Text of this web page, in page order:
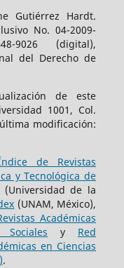
Gutiérrez Hardt.
No. 04-2009-
9026 (digital),
del Derecho de
de este
1001, Col.
modificación:
de Revistas
y Tecnológica de
de la
(UNAM, México),
Académicas
y Red
en Ciencias
.